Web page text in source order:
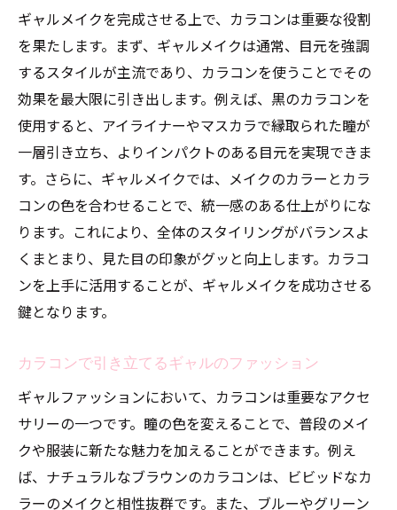
自分の個性を際立たせるカラコンの選び方
ギャルスタイルを反映したカラコンの特徴
日常の中で楽しむカラコンのバリエーショ
ン
特別な日のためのカラコン
ギャルスタイルを完成させるカラコン
自己表現の手段としてのカラコン活用法
カラコンで新しい自分を発見するギャルの楽し
カラコンを通じて新しい自分を見つける
日常の中でのカラコン活用術
カラコンで日々のスタイルに変化を
自己成長を促すカラコンの取り入れ方
カラコンと共に歩む新しいライフスタイル
ギャルメイクを完成させる上で、カラコンは重要な役割
を果たします。まず、ギャルメイクは通常、目元を強調
するスタイルが主流であり、カラコンを使うことでその
効果を最大限に引き出します。例えば、黒のカラコンを
使用すると、アイライナーやマスカラで縁取られた瞳が
一層引き立ち、よりインパクトのある目元を実現できま
す。さらに、ギャルメイクでは、メイクのカラーとカラ
コンの色を合わせることで、統一感のある仕上がりにな
ります。これにより、全体のスタイリングがバランスよ
くまとまり、見た目の印象がグッと向上します。カラコ
ンを上手に活用することが、ギャルメイクを成功させる
鍵となります。
カラコンで引き立てるギャルのファッション
ギャルファッションにおいて、カラコンは重要なアクセ
サリーの一つです。瞳の色を変えることで、普段のメイ
クや服装に新たな魅力を加えることができます。例え
ば、ナチュラルなブラウンのカラコンは、ビビッドなカ
ラーのメイクと相性抜群です。また、ブルーやグリーン